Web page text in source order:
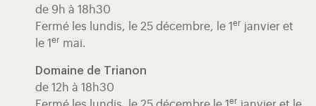
de 9h à 18h30
Fermé les lundis, le 25 décembre, le 1 er janvier et
le 1 er mai.
Domaine de Trianon
de 12h à 18h30
er